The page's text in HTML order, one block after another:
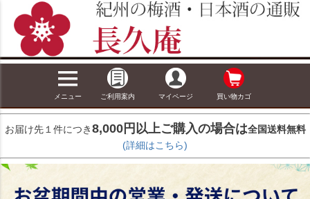
メニュー ご利用案内 マイページ 買い物カゴ
お届け先１件につき8,000円以上ご購入の場合は全国送料無料
(詳細はこちら)